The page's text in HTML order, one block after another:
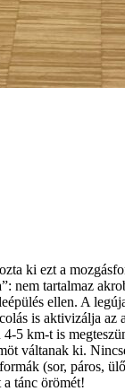
ki ezt a
nem tartalmaz
ellen. A
is aktivizálja
5 km-t is
váltanak ki.
(sor, páros,
tánc örömét!